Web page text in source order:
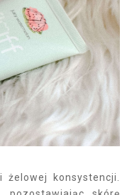
konsystencji.